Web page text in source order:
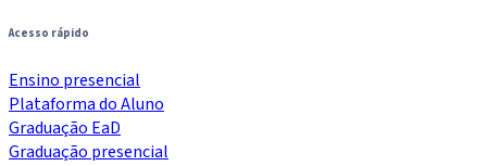
Acesso rápido
Ensino presencial
Plataforma do Aluno
Graduação EaD
Graduação presencial